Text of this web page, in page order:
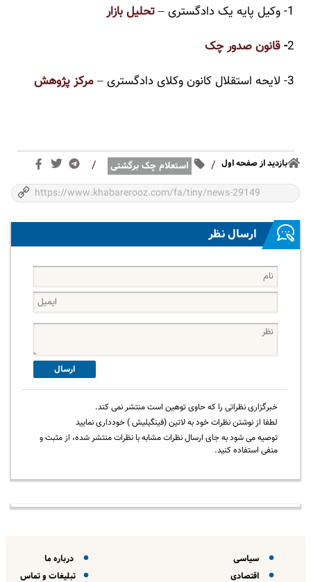
1- وکیل پایه یک دادگستری –
تحلیل بازار
2
-قانون صدور چک
3- لایحه استقلال کانون وکلای دادگستری –
مرکز پژوهش
بازدید از صفحه اول / استعلام چک برگشتی /
ارسال نظر
ارسال
خبرگزاری نظراتی را که حاوی توهین است منتشر نمی کند.
لطفا از نوشتن نظرات خود به لاتین (فینگیلیش ) خودداری نمایید
توصیه می شود به جای ارسال نظرات مشابه با نظرات منتشر شده، از مثبت و
منفی استفاده کنید.
سیاسی
اقتصادی
درباره ما
تبلیغات و تماس